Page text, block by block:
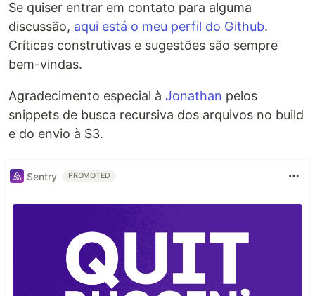
Se quiser entrar em contato para alguma
discussão, aqui está o meu perfil do Github.
Críticas construtivas e sugestões são sempre
bem-vindas.
Agradecimento especial à Jonathan pelos
snippets de busca recursiva dos arquivos no build
e do envio à S3.
Sentry PROMOTED